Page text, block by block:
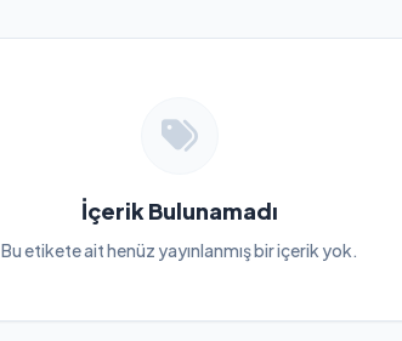
İçerik Bulunamadı
Bu etikete ait henüz yayınlanmış bir içerik yok.